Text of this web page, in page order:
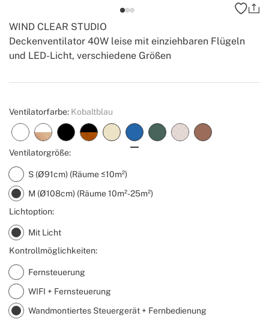
Deckenventilator 40W leise mit einziehbaren Flügeln
und LED-Licht, verschiedene Größen
WIND CLEAR STUDIO
Create
Ventilatorfarbe: Kobaltblau
Ventilatorgröße:
S (Ø91cm) (Räume ≤10m²)
M (Ø108cm) (Räume 10m²-25m²)
Lichtoption:
Mit Licht
Kontrollmöglichkeiten:
Fernsteuerung
WIFI + Fernsteuerung
Wandmontiertes Steuergerät + Fernbedienung